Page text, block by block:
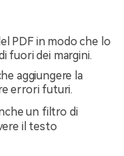
PDF in modo che lo
fuori dei margini.
aggiungere la
errori futuri.
un filtro di
il testo